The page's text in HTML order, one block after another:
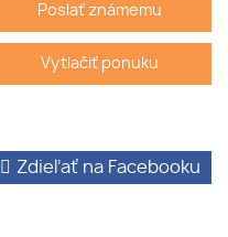
Poslať známemu
Vytlačiť ponuku
Zdieľať na Facebooku